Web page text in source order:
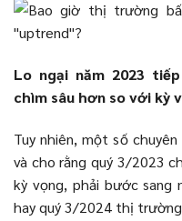
Lo ngại năm 2023
chìm sâu hơn so với kỳ
Tuy nhiên, một số
và cho rằng quý 3/2023
kỳ vọng, phải bước sang
hay quý 3/2024 thị